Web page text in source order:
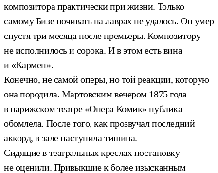
композитора практически при жизни. Только
самому Бизе почивать на лаврах не удалось. Он умер
спустя три месяца после премьеры. Композитору
не исполнилось и сорока. И в этом есть вина
и «Кармен».
Конечно, не самой оперы, но той реакции, которую
она породила. Мартовским вечером 1875 года
в парижском театре «Опера Комик» публика
обомлела. После того, как прозвучал последний
аккорд, в зале наступила тишина.
Сидящие в театральных креслах постановку
не оценили. Привыкшие к более изысканным